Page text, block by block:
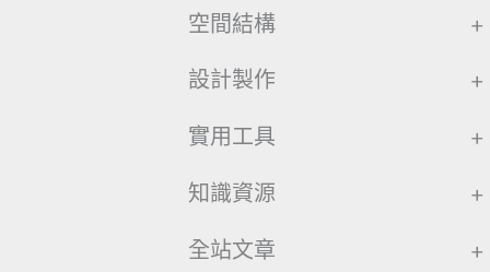
空間結構 +
設計製作 +
實用工具 +
知識資源 +
全站文章 +